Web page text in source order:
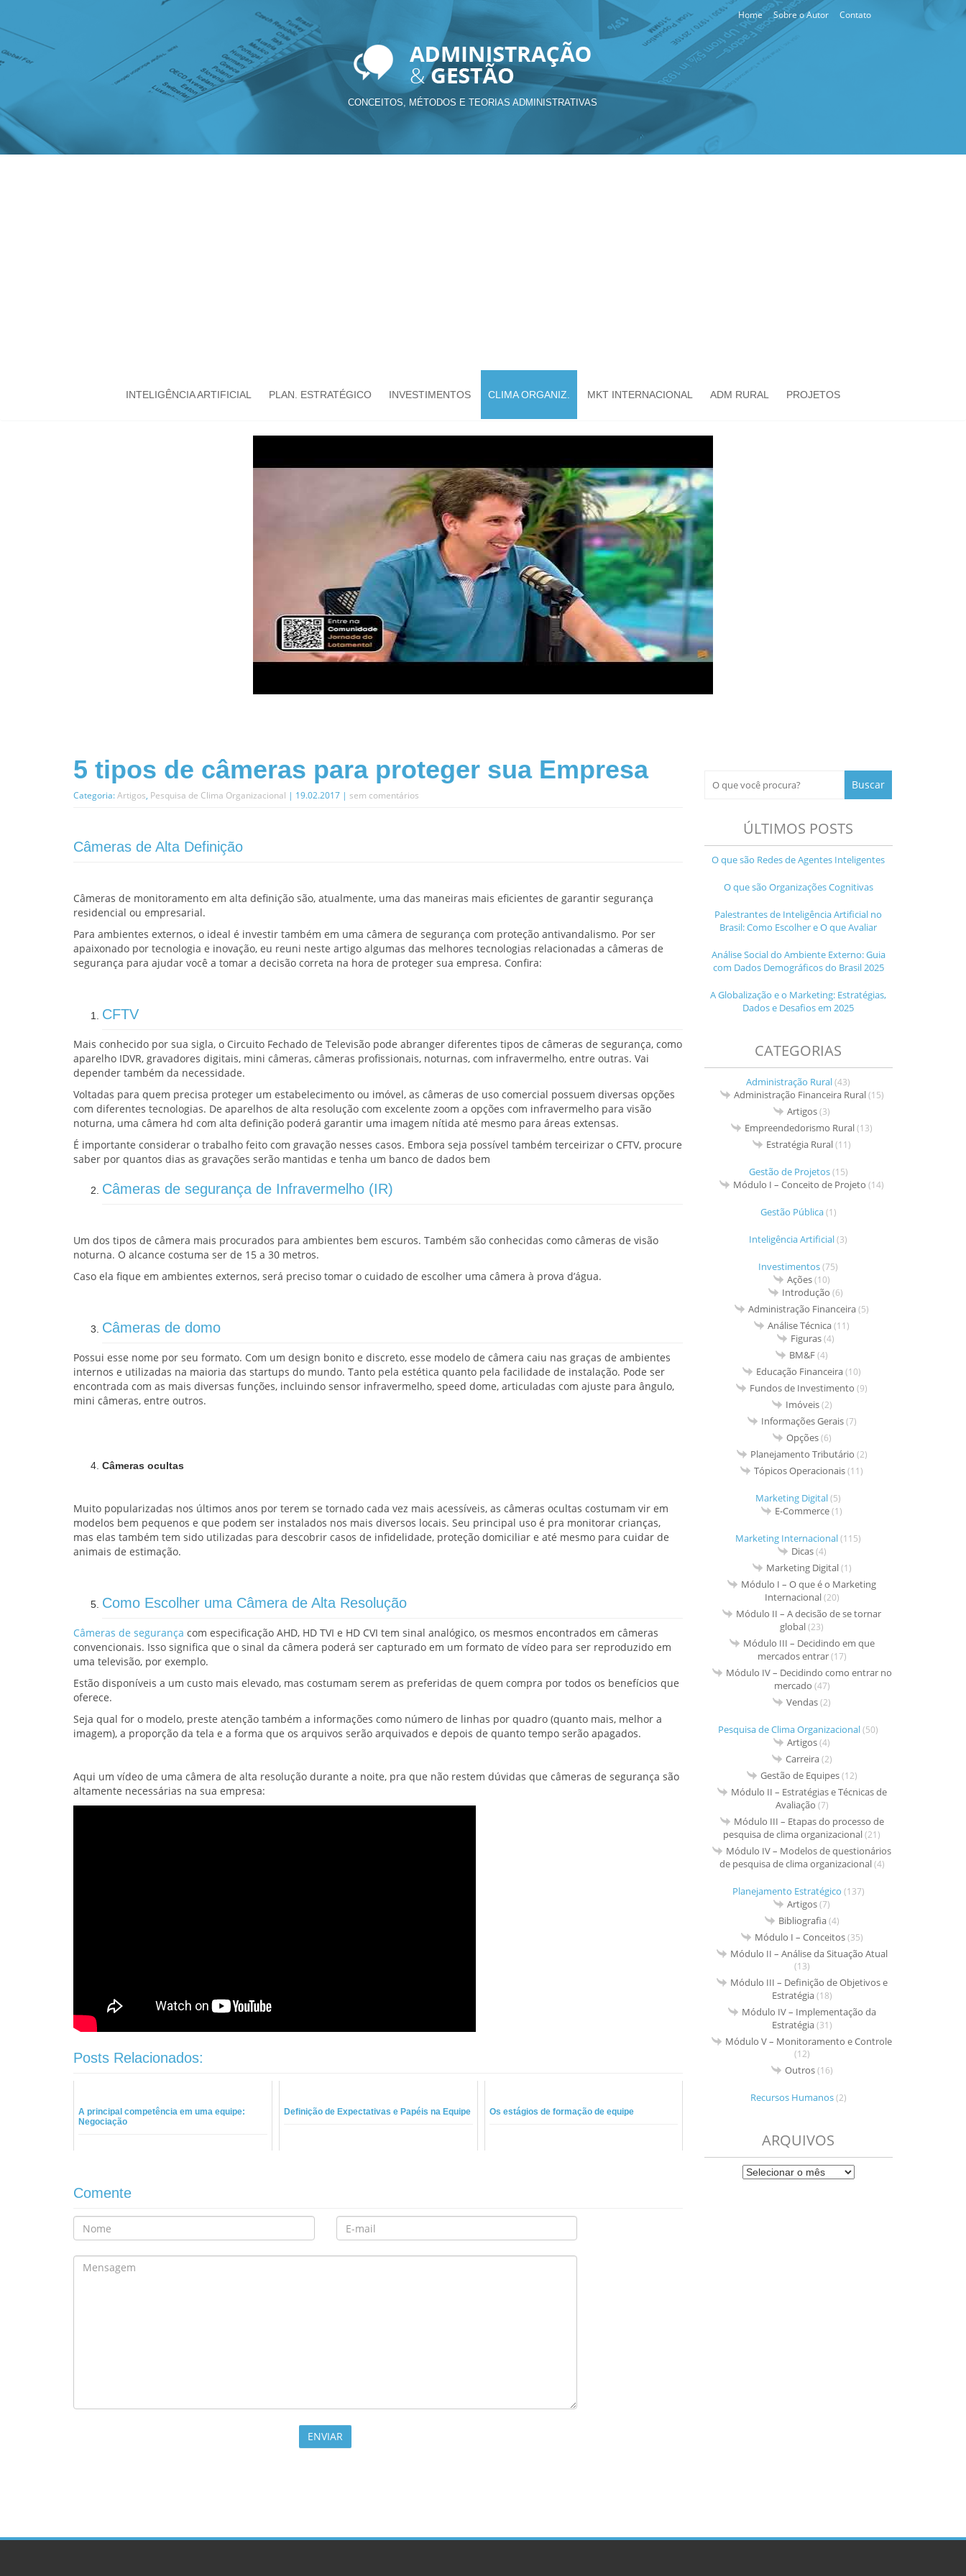
Home Sobre o Autor Contato
CONCEITOS, MÉTODOS E TEORIAS ADMINISTRATIVAS
INTELIGÊNCIA ARTIFICIAL PLAN. ESTRATÉGICO INVESTIMENTOS CLIMA ORGANIZ. MKT INTERNACIONAL ADM RURAL PROJETOS
5 tipos de câmeras para proteger sua Empresa
Categoria:Artigos, Pesquisa de Clima Organizacional | 19.02.2017 | sem comentários
Câmeras de Alta Definição
Câmeras de monitoramento em alta definição são, atualmente, uma das maneiras mais eficientes de garantir segurança
residencial ou empresarial.
Para ambientes externos, o ideal é investir também em uma câmera de segurança com proteção antivandalismo. Por ser
apaixonado por tecnologia e inovação, eu reuni neste artigo algumas das melhores tecnologias relacionadas a câmeras de
segurança para ajudar você a tomar a decisão correta na hora de proteger sua empresa. Confira:
CFTV
Mais conhecido por sua sigla, o Circuito Fechado de Televisão pode abranger diferentes tipos de câmeras de segurança, como
aparelho IDVR, gravadores digitais, mini câmeras, câmeras profissionais, noturnas, com infravermelho, entre outras. Vai
depender também da necessidade.
Voltadas para quem precisa proteger um estabelecimento ou imóvel, as câmeras de uso comercial possuem diversas opções
com diferentes tecnologias. De aparelhos de alta resolução com excelente zoom a opções com infravermelho para visão
noturna, uma câmera hd com alta definição poderá garantir uma imagem nítida até mesmo para áreas extensas.
É importante considerar o trabalho feito com gravação nesses casos. Embora seja possível também terceirizar o CFTV, procure
saber por quantos dias as gravações serão mantidas e tenha um banco de dados bem
Câmeras de segurança de Infravermelho (IR)
Um dos tipos de câmera mais procurados para ambientes bem escuros. Também são conhecidas como câmeras de visão
noturna. O alcance costuma ser de 15 a 30 metros.
Caso ela fique em ambientes externos, será preciso tomar o cuidado de escolher uma câmera à prova d’água.
Câmeras de domo
Possui esse nome por seu formato. Com um design bonito e discreto, esse modelo de câmera caiu nas graças de ambientes
internos e utilizadas na maioria das startups do mundo. Tanto pela estética quanto pela facilidade de instalação. Pode ser
encontrada com as mais diversas funções, incluindo sensor infravermelho, speed dome, articuladas com ajuste para ângulo,
mini câmeras, entre outros.
Câmeras ocultas
Muito popularizadas nos últimos anos por terem se tornado cada vez mais acessíveis, as câmeras ocultas costumam vir em
modelos bem pequenos e que podem ser instalados nos mais diversos locais. Seu principal uso é pra monitorar crianças,
mas elas também tem sido utilizadas para descobrir casos de infidelidade, proteção domiciliar e até mesmo para cuidar de
animais de estimação.
Como Escolher uma Câmera de Alta Resolução
Câmeras de segurança com especificação AHD, HD TVI e HD CVI tem sinal analógico, os mesmos encontrados em câmeras
convencionais. Isso significa que o sinal da câmera poderá ser capturado em um formato de vídeo para ser reproduzido em
uma televisão, por exemplo.
Estão disponíveis a um custo mais elevado, mas costumam serem as preferidas de quem compra por todos os benefícios que
oferece.
Seja qual for o modelo, preste atenção também a informações como número de linhas por quadro (quanto mais, melhor a
imagem), a proporção da tela e a forma que os arquivos serão arquivados e depois de quanto tempo serão apagados.
Aqui um vídeo de uma câmera de alta resolução durante a noite, pra que não restem dúvidas que câmeras de segurança são
altamente necessárias na sua empresa:
Posts Relacionados:
A principal competência em uma equipe:
Negociação
Definição de Expectativas e Papéis na Equipe Os estágios de formação de equipe
Comente
ÚLTIMOS POSTS
O que são Redes de Agentes Inteligentes
O que são Organizações Cognitivas
Palestrantes de Inteligência Artificial no
Brasil: Como Escolher e O que Avaliar
Análise Social do Ambiente Externo: Guia
com Dados Demográficos do Brasil 2025
A Globalização e o Marketing: Estratégias,
Dados e Desafios em 2025
CATEGORIAS
Administração Rural(43)
Administração Financeira Rural(15)
Artigos(3)
Empreendedorismo Rural(13)
Estratégia Rural(11)
Gestão de Projetos(15)
Módulo I – Conceito de Projeto (14)
Gestão Pública(1)
Inteligência Artificial(3)
Investimentos(75)
Ações(10)
Introdução (6)
Administração Financeira(5)
Análise Técnica(11)
Figuras(4)
BM&F(4)
Educação Financeira(10)
Fundos de Investimento (9)
Imóveis(2)
Informações Gerais(7)
Opções(6)
Planejamento Tributário (2)
Tópicos Operacionais(11)
Marketing Digital(5)
E-Commerce(1)
Marketing Internacional(115)
Dicas(4)
Marketing Digital(1)
Módulo I – O que é o Marketing
Internacional(20)
Módulo II – A decisão de se tornar
global(23)
Módulo III – Decidindo em que
mercados entrar(17)
Módulo IV – Decidindo como entrar no
mercado (47)
Vendas(2)
Pesquisa de Clima Organizacional(50)
Artigos(4)
Carreira(2)
Gestão de Equipes(12)
Módulo II – Estratégias e Técnicas de
Avaliação (7)
Módulo III – Etapas do processo de
pesquisa de clima organizacional(21)
Módulo IV – Modelos de questionários
de pesquisa de clima organizacional(4)
Planejamento Estratégico (137)
Artigos(7)
Bibliografia(4)
Módulo I – Conceitos(35)
Módulo II – Análise da Situação Atual
(13)
Módulo III – Definição de Objetivos e
Estratégia(18)
Módulo IV – Implementação da
Estratégia(31)
Módulo V – Monitoramento e Controle
(12)
Outros(16)
Recursos Humanos(2)
ARQUIVOS